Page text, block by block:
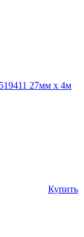
27мм х 4м
Купить